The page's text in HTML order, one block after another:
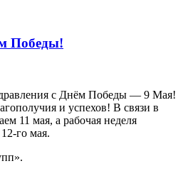
Победы!
с Днём Победы — 9 Мая!
и успехов! В связи в
11 мая, а рабочая неделя
го мая.